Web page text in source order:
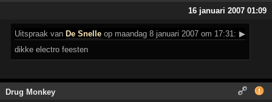
16 januari 2007 01:09
Uitspraak vanDe Snelle op maandag 8 januari 2007 om 17:31: ▶
dikke electro feesten
Drug Monkey